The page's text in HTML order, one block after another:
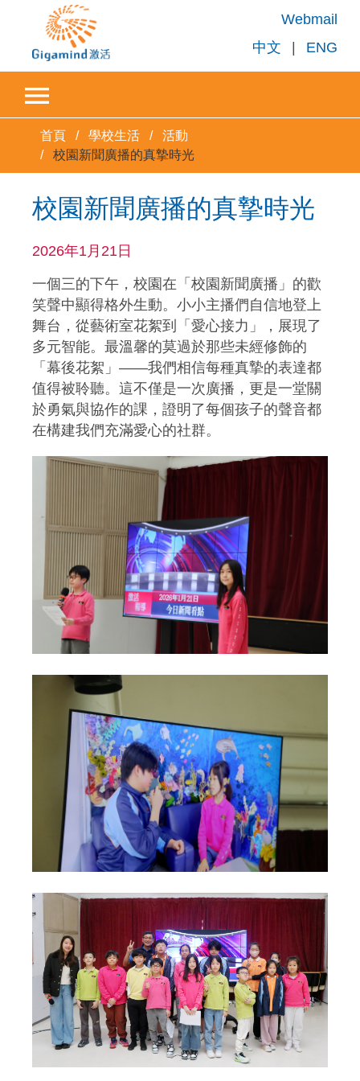
Webmail
中文
| ENG
首頁 學校生活
活動
校園新聞廣播的真摯時光
校園新聞廣播的真摯時光
2026年1月21日
一個三的下午，校園在「校園新聞廣播」的歡
笑聲中顯得格外生動。小小主播們自信地登上
舞台，從藝術室花絮到「愛心接力」，展現了
多元智能。最溫馨的莫過於那些未經修飾的
「幕後花絮」——我們相信每種真摯的表達都
值得被聆聽。這不僅是一次廣播，更是一堂關
於勇氣與協作的課，證明了每個孩子的聲音都
在構建我們充滿愛心的社群。